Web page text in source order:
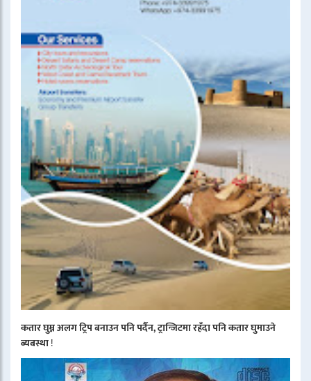
कतार घुम्न अलग ट्रिप बनाउन पनि पर्दैन, ट्रान्जिटमा रहँदा पनि कतार घुमाउने
ब्यबस्था!